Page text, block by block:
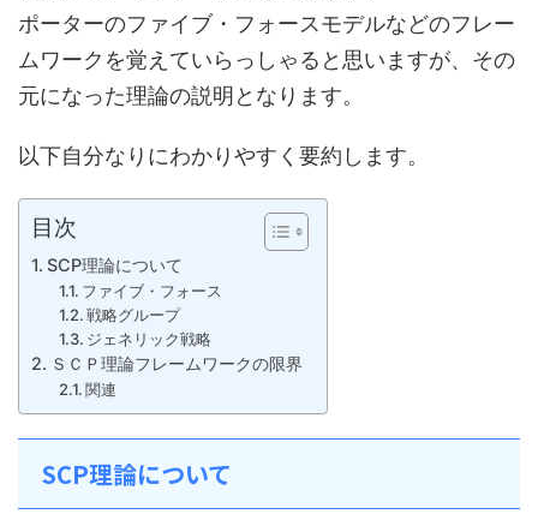
ポーターのファイブ・フォースモデルなどのフレー
ムワークを覚えていらっしゃると思いますが、その
元になった理論の説明となります。
以下自分なりにわかりやすく要約します。
目次
SCP理論について
ファイブ・フォース
戦略グループ
ジェネリック戦略
ＳＣＰ理論フレームワークの限界
関連
SCP理論について